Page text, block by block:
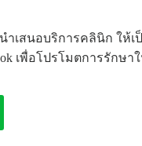
เสนอบริการคลินิก ให้เ
เพื่อโปรโมตการรักษา